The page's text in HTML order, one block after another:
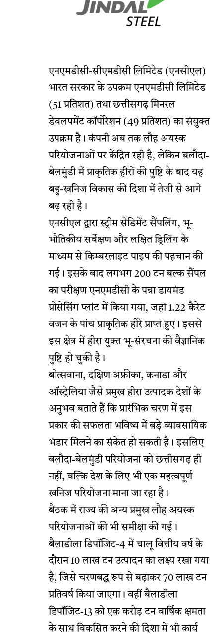
एनएमडीसी-सीएमडीसी लिमिटेड (एनसीएल)
भारत सरकार के उपक्रम एनएमडीसी लिमिटेड
(51 प्रतिशत) तथा छत्तीसगढ़ मिनरल
डेवलपमेंट कॉर्पोरेशन (49 प्रतिशत) का संयुक्त
उपक्रम है। कंपनी अब तक लौह अयस्क
परियोजनाओं पर केंद्रित रही है, लेकिन बलौदा-
बेलमुंडी में प्राकृतिक हीरों की पुष्टि के बाद यह
बहु-खनिज विकास की दिशा में तेजी से आगे
बढ़ रही है।
एनसीएल द्वारा स्ट्रीम सेडिमेंट सैंपलिंग, भू-
भौतिकीय सर्वेक्षण और लक्षित ड्रिलिंग के
माध्यम से किम्बरलाइट पाइप की पहचान की
गई। इसके बाद लगभग 200 टन बल्क सैंपल
का परीक्षण एनएमडीसी के पन्ना डायमंड
प्रोसेसिंग प्लांट में किया गया, जहां 1.22 कैरेट
वजन के पांच प्राकृतिक हीरे प्राप्त हुए। इससे
इस क्षेत्र में हीरा युक्त भू-संरचना की वैज्ञानिक
पुष्टि हो चुकी है।
बोत्सवाना, दक्षिण अफ्रीका, कनाडा और
ऑस्ट्रेलिया जैसे प्रमुख हीरा उत्पादक देशों के
अनुभव बताते हैं कि प्रारंभिक चरण में इस
प्रकार की सफलता भविष्य में बड़े व्यावसायिक
भंडार मिलने का संकेत हो सकती है। इसलिए
बलौदा-बेलमुंडी परियोजना को छत्तीसगढ़ ही
नहीं, बल्कि देश के लिए भी एक महत्वपूर्ण
खनिज परियोजना माना जा रहा है।
बैठक में राज्य की अन्य प्रमुख लौह अयस्क
परियोजनाओं की भी समीक्षा की गई।
बैलाडीला डिपॉजिट-4 में चालू वित्तीय वर्ष के
दौरान 10 लाख टन उत्पादन का लक्ष्य रखा गया
है, जिसे चरणबद्ध रूप से बढ़ाकर 70 लाख टन
प्रतिवर्ष किया जाएगा। वहीं बैलाडीला
डिपॉजिट-13 को एक करोड़ टन वार्षिक क्षमता
के साथ विकसित करने की दिशा में भी कार्य